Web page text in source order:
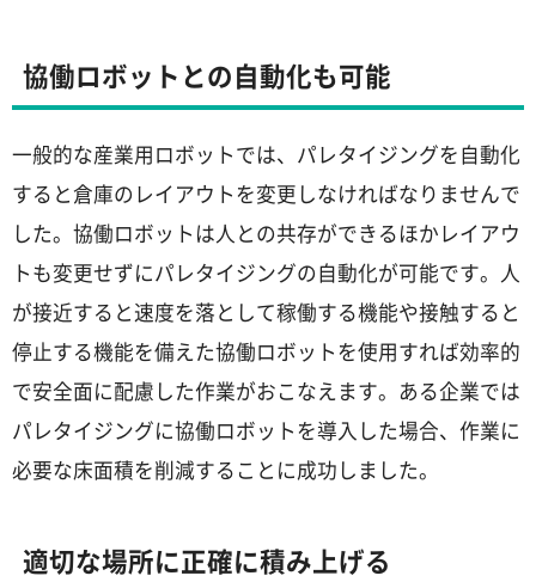
協働ロボットとの自動化も可能
一般的な産業用ロボットでは、パレタイジングを自動化
すると倉庫のレイアウトを変更しなければなりませんで
した。協働ロボットは人との共存ができるほかレイアウ
トも変更せずにパレタイジングの自動化が可能です。人
が接近すると速度を落として稼働する機能や接触すると
停止する機能を備えた協働ロボットを使用すれば効率的
で安全面に配慮した作業がおこなえます。ある企業では
パレタイジングに協働ロボットを導入した場合、作業に
必要な床面積を削減することに成功しました。
適切な場所に正確に積み上げる